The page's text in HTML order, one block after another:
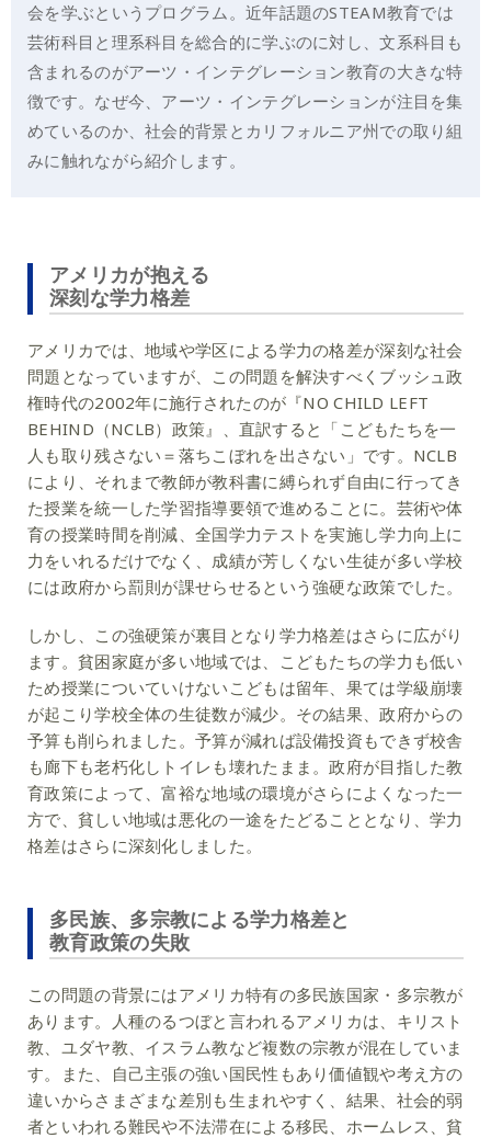
会を学ぶというプログラム。近年話題のSTEAM教育では
芸術科目と理系科目を総合的に学ぶのに対し、文系科目も
含まれるのがアーツ・インテグレーション教育の大きな特
徴です。なぜ今、アーツ・インテグレーションが注目を集
めているのか、社会的背景とカリフォルニア州での取り組
みに触れながら紹介します。
アメリカが抱える
深刻な学力格差
アメリカでは、地域や学区による学力の格差が深刻な社会
問題となっていますが、この問題を解決すべくブッシュ政
権時代の2002年に施行されたのが『NO CHILD LEFT
BEHIND（NCLB）政策』、直訳すると「こどもたちを一
人も取り残さない＝落ちこぼれを出さない」です。NCLB
により、それまで教師が教科書に縛られず自由に行ってき
た授業を統一した学習指導要領で進めることに。芸術や体
育の授業時間を削減、全国学力テストを実施し学力向上に
力をいれるだけでなく、成績が芳しくない生徒が多い学校
には政府から罰則が課せらせるという強硬な政策でした。
しかし、この強硬策が裏目となり学力格差はさらに広がり
ます。貧困家庭が多い地域では、こどもたちの学力も低い
ため授業についていけないこどもは留年、果ては学級崩壊
が起こり学校全体の生徒数が減少。その結果、政府からの
予算も削られました。予算が減れば設備投資もできず校舎
も廊下も老朽化しトイレも壊れたまま。政府が目指した教
育政策によって、富裕な地域の環境がさらによくなった一
方で、貧しい地域は悪化の一途をたどることとなり、学力
格差はさらに深刻化しました。
多民族、多宗教による学力格差と
教育政策の失敗
この問題の背景にはアメリカ特有の多民族国家・多宗教が
あります。人種のるつぼと言われるアメリカは、キリスト
教、ユダヤ教、イスラム教など複数の宗教が混在していま
す。また、自己主張の強い国民性もあり価値観や考え方の
違いからさまざまな差別も生まれやすく、結果、社会的弱
者といわれる難民や不法滞在による移民、ホームレス、貧